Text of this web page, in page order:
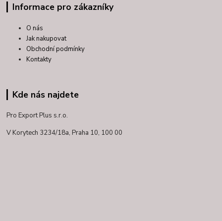
Informace pro zákazníky
O nás
Jak nakupovat
Obchodní podmínky
Kontakty
Kde nás najdete
Pro Export Plus s.r.o.
V Korytech 3234/18a, Praha 10, 100 00